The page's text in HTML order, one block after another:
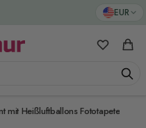
EUR
Meine
mit Heißluftballons Fototapete